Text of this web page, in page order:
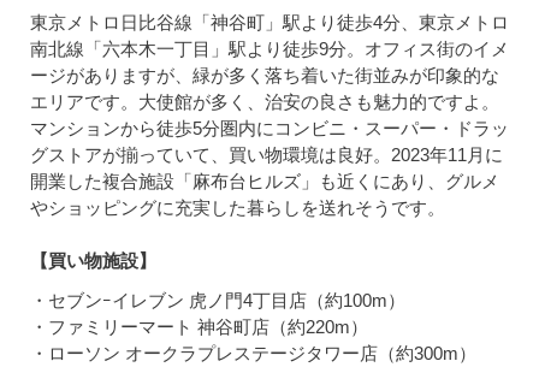
東京メトロ日比谷線「神谷町」駅より徒歩4分、東京メトロ
南北線「六本木一丁目」駅より徒歩9分。オフィス街のイメ
ージがありますが、緑が多く落ち着いた街並みが印象的な
エリアです。大使館が多く、治安の良さも魅力的ですよ。
マンションから徒歩5分圏内にコンビニ・スーパー・ドラッ
グストアが揃っていて、買い物環境は良好。2023年11月に
開業した複合施設「麻布台ヒルズ」も近くにあり、グルメ
やショッピングに充実した暮らしを送れそうです。
【買い物施設】
・セブンｰイレブン 虎ノ門4丁目店（約100m）
・ファミリーマート 神谷町店（約220m）
・ローソン オークラプレステージタワー店（約300m）